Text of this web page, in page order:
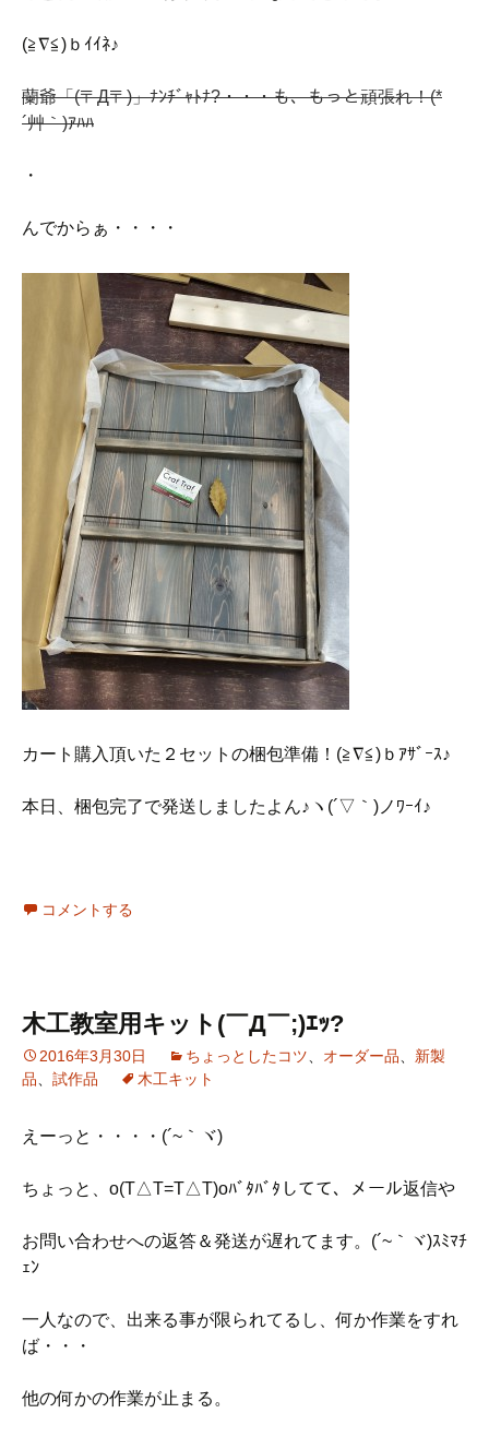
(≧∇≦)ｂｲｲﾈ♪
蘭爺「(〒Д〒)」ﾅﾝﾁﾞｬﾄﾅ?・・・も、もっと頑張れ！(*
´艸｀)ｱﾊﾊ
・
んでからぁ・・・・
カート購入頂いた２セットの梱包準備！(≧∇≦)ｂｱｻﾞｰｽ♪
本日、梱包完了で発送しましたよん♪ヽ(´▽｀)ノﾜｰｲ♪
コメントする
木工教室用キット(￣Д￣;)ｴｯ?
2016年3月30日 ちょっとしたコツ オーダー品
新製
品
試作品 木工キット
えーっと・・・・(´~｀ヾ)
ちょっと、o(T△T=T△T)oﾊﾞﾀﾊﾞﾀしてて、メール返信や
お問い合わせへの返答＆発送が遅れてます。(´~｀ヾ)ｽﾐﾏﾁ
ｪﾝ
一人なので、出来る事が限られてるし、何か作業をすれ
ば・・・
他の何かの作業が止まる。